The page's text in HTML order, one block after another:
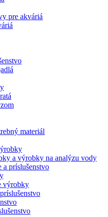
pre akváriá
materiál
a výrobky na analýzu vody
a príslušenstvo
výrobky